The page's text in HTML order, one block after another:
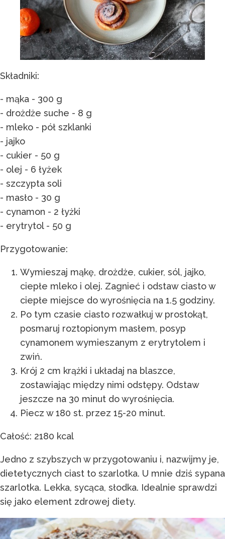
Składniki:
- mąka - 300 g
- drożdże suche - 8 g
- mleko - pół szklanki
- jajko
- cukier - 50 g
- olej - 6 łyżek
- szczypta soli
- masło - 30 g
- cynamon - 2 łyżki
- erytrytol - 50 g
Przygotowanie:
Wymieszaj mąkę, drożdże, cukier, sól, jajko,
ciepłe mleko i olej. Zagnieć i odstaw ciasto w
ciepłe miejsce do wyrośnięcia na 1.5 godziny.
Po tym czasie ciasto rozwałkuj w prostokąt,
posmaruj roztopionym masłem, posyp
cynamonem wymieszanym z erytrytolem i
zwiń.
Krój 2 cm krążki i układaj na blaszce,
zostawiając między nimi odstępy. Odstaw
jeszcze na 30 minut do wyrośnięcia.
Piecz w 180 st. przez 15-20 minut.
Całość: 2180 kcal
Jedno z szybszych w przygotowaniu i, nazwijmy je,
dietetycznych ciast to szarlotka. U mnie dziś sypana
szarlotka. Lekka, sycąca, słodka. Idealnie sprawdzi
się jako element zdrowej diety.